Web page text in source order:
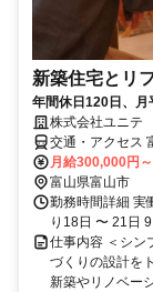
新築住宅とリ
年間休日120日、月
株式会社ユニテ
交通・アクセス
13分
月給300,000円
富山県富山市
勤務時間詳細 実
り18日 〜 21日
仕事内容 ＜シン
づくりの設計を
新築やリノベー